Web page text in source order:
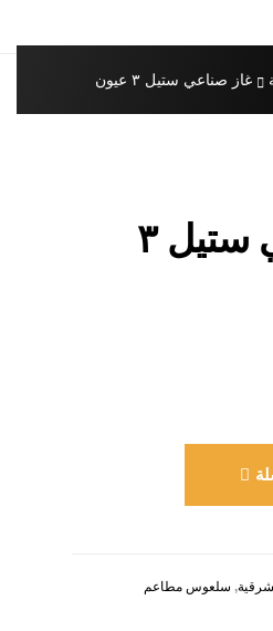
غاز صناعي ستيل ٣ عيون
غاز صناعي ستيل ٣
, سلعوس مطاعم